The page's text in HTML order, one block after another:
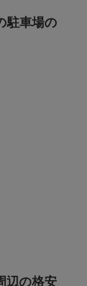
駐車場の
辺の格安